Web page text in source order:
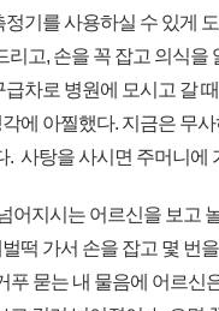
기를 사용하실 수 있게
고, 손을 꼭 잡고 의식을
차로 병원에 모시고 갈
에 아찔했다. 지금은 무
. 사탕을 사시면 주머니에
어지시는 어르신을 보고
떡 가서 손을 잡고 몇 번
푸 묻는 내 물음에 어르신